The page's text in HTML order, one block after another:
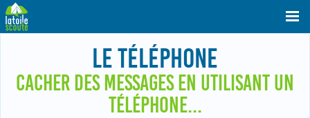
LE TÉLÉPHONE
CACHER DES MESSAGES EN UTILISANT UN
TÉLÉPHONE...